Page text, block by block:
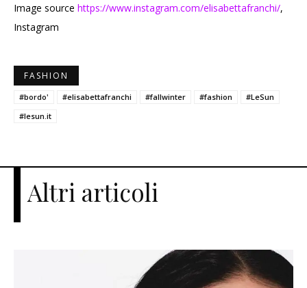
Image source https://www.instagram.com/elisabettafranchi/,
Instagram
FASHION
#bordo' #elisabettafranchi #fallwinter #fashion
#LeSun
#lesun.it
Altri articoli